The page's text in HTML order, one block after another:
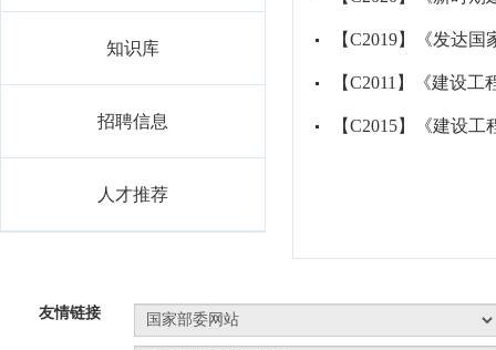
知识库
招聘信息
人才推荐
【C2019】《发达
【C2011】《建设
【C2015】《建设
友情链接